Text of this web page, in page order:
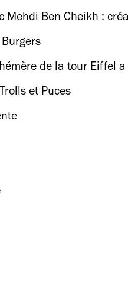
Mehdi Ben Cheikh :
Burgers
de la tour Eiffel
et Puces